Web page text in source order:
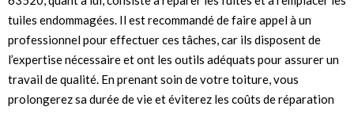
tuiles endommagées. Il est recommandé de faire appel à un
professionnel pour effectuer ces tâches, car ils disposent de
l’expertise nécessaire et ont les outils adéquats pour assurer un
travail de qualité. En prenant soin de votre toiture, vous
prolongerez sa durée de vie et éviterez les coûts de réparation